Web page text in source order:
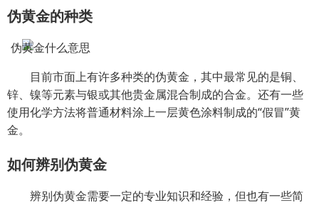
伪黄金的种类
目前市面上有许多种类的伪黄金，其中最常见的是铜、
锌、镍等元素与银或其他贵金属混合制成的合金。还有一些
使用化学方法将普通材料涂上一层黄色涂料制成的“假冒”黄
金。
如何辨别伪黄金
辨别伪黄金需要一定的专业知识和经验，但也有一些简